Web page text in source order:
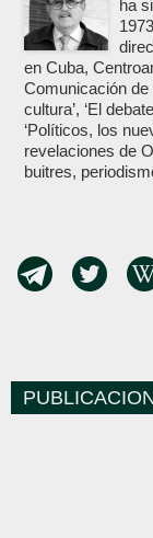
ha
en Cuba,
Comunicación de
cultura’, ‘El
‘Políticos, los
revelaciones de
buitres,